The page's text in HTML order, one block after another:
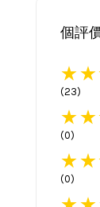
個評
(23)
(0)
(0)